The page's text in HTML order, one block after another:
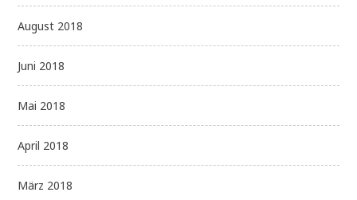
August 2018
Juni 2018
Mai 2018
April 2018
März 2018